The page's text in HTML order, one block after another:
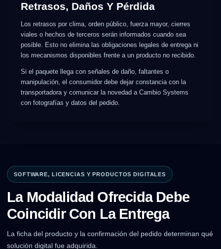
Retrasos, Daños Y Pérdida
Los retrasos por clima, orden público, fuerza mayor, cierres
viales o hechos de terceros serán informados cuando sea
posible. Esto no elimina las obligaciones legales de entrega ni
los mecanismos disponibles frente a un producto no recibido.
Si el paquete llega con señales de daño, faltantes o
manipulación, el consumidor debe dejar constancia con la
transportadora y comunicar la novedad a Cambio Systems
con fotografías y datos del pedido.
SOFTWARE, LICENCIAS Y PRODUCTOS DIGITALES
La Modalidad Ofrecida Debe
Coincidir Con La Entrega
La ficha del producto y la confirmación del pedido determinan qué
solución digital fue adquirida.